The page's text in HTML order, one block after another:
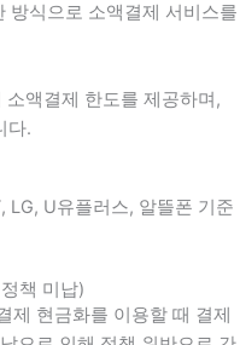
방식으로 소액결제 서비스를
액결제 한도를 제공하며,
다.
LG, U유플러스, 알뜰폰 기준
책 미납)
제 현금화를 이용할 때 결제